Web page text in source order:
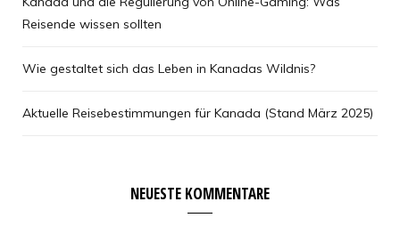
Reisende wissen sollten
Wie gestaltet sich das Leben in Kanadas Wildnis?
Aktuelle Reisebestimmungen für Kanada (Stand März 2025)
NEUESTE KOMMENTARE